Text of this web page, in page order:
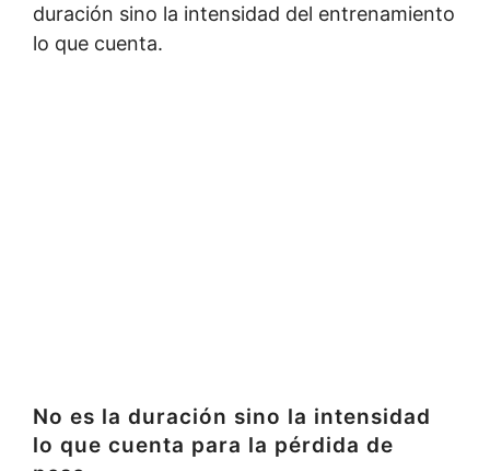
duración sino la intensidad del entrenamiento
lo que cuenta.
No es la duración sino la intensidad
lo que cuenta para la pérdida de